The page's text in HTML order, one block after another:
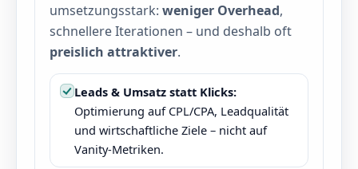
umsetzungsstark: weniger Overhead,
schnellere Iterationen – und deshalb oft
preislich attraktiver.
Leads & Umsatz statt Klicks:
Optimierung auf CPL/CPA, Leadqualität
und wirtschaftliche Ziele – nicht auf
Vanity-Metriken.